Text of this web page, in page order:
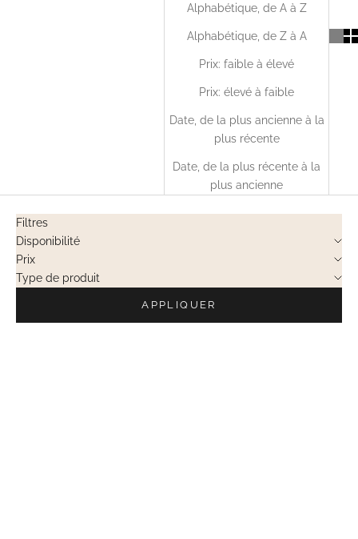
Alphabétique, de A à Z
Alphabétique, de Z à A
Prix: faible à élevé
Prix: élevé à faible
Date, de la plus ancienne à la
plus récente
Date, de la plus récente à la
plus ancienne
Filtres
Disponibilité
Prix
Type de produit
APPLIQUER